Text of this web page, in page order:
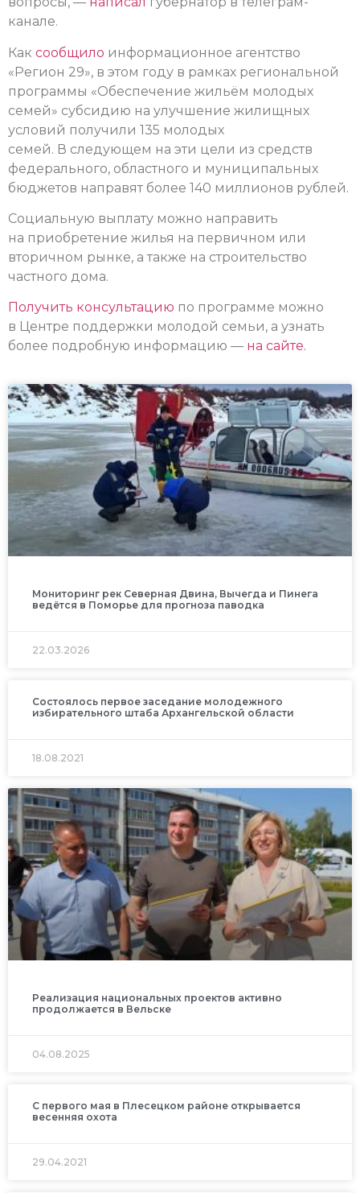
канале.
Как сообщило информационное агентство
«Регион 29», в этом году в рамках региональной
программы «Обеспечение жильём молодых
семей» субсидию на улучшение жилищных
условий получили 135 молодых
семей. В следующем на эти цели из средств
федерального, областного и муниципальных
бюджетов направят более 140 миллионов рублей.
Социальную выплату можно направить
на приобретение жилья на первичном или
вторичном рынке, а также на строительство
частного дома.
Получить консультацию по программе можно
в Центре поддержки молодой семьи, а узнать
более подробную информацию — на сайте.
Мониторинг рек Северная Двина, Вычегда и Пинега
ведётся в Поморье для прогноза паводка
22.03.2026
Состоялось первое заседание молодежного
избирательного штаба Архангельской области
18.08.2021
Реализация национальных проектов активно
продолжается в Вельске
04.08.2025
С первого мая в Плесецком районе открывается
весенняя охота
29.04.2021